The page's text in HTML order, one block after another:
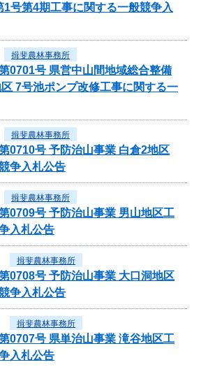
1号第4期工事に関する一般競争入
揖斐農林事務所
0701号 県営中山間地域総合整備
7号池ポンプ改修工事に関する一
揖斐農林事務所
0710号 予防治山事業 白倉2地区
争入札公告
揖斐農林事務所
0709号 予防治山事業 男山地区工
入札公告
揖斐農林事務所
0708号 予防治山事業 大口洞地区
争入札公告
揖斐農林事務所
0707号 県単治山事業 滝谷地区工
入札公告